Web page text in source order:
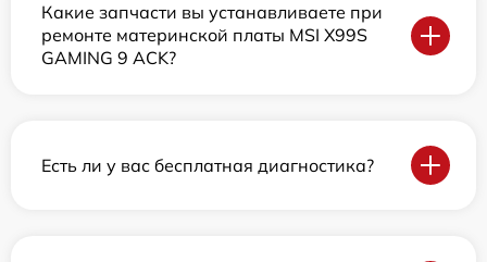
Какие запчасти вы устанавливаете при
ремонте материнской платы MSI X99S
GAMING 9 ACK?
Есть ли у вас бесплатная диагностика?